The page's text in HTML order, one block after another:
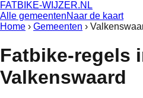
FATBIKE-WIJZER.NL
Alle gemeentenNaar de kaart
Home › Gemeenten ›
Fatbike-regels
Valkenswaard